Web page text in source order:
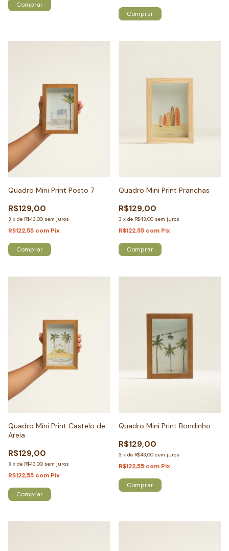
Comprar
Comprar
Quadro Mini Print Posto 7
R$129,00
3 x de R$43,00 sem juros
R$122,55 com Pix
Comprar
Quadro Mini Print Pranchas
R$129,00
3 x de R$43,00 sem juros
R$122,55 com Pix
Comprar
Quadro Mini Print Castelo de
Areia
R$129,00
3 x de R$43,00 sem juros
R$122,55 com Pix
Comprar
Quadro Mini Print Bondinho
R$129,00
3 x de R$43,00 sem juros
R$122,55 com Pix
Comprar